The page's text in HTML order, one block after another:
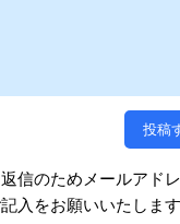
信のためメールアド
入をお願いいたします